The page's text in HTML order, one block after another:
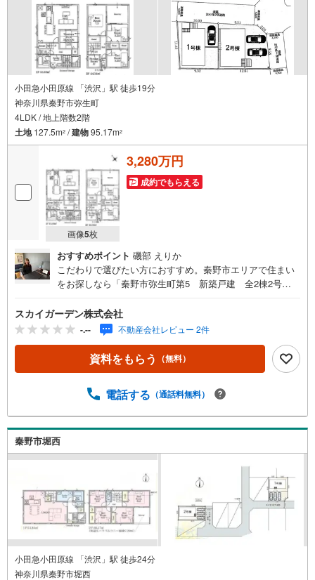
小田急小田原線 「渋沢」駅 徒歩19分
神奈川県秦野市弥生町
4LDK / 地上階数2階
土地127.5m2 /建物95.17m2
画像5枚
3,280万円
成約でもらえる
おすすめポイント 磯部 えりか
こだわりで選びたい方におすすめ。秦野市エリアで住まい
をお探しなら「秦野市弥生町第5 新築戸建 全2棟2号
西小学校が徒歩9分です。3口コンロが付いているので、3つ
の料理を同時に進められて時短につながります。来訪者の
顔が見えるTVインターホン付き。今回紹介するのは、建物
面積が95.17平米。初めてのマイホームに新築戸建てはいか
がでしょうか。フローリングは掃除が簡単です。
スカイガーデン株式会社
-.-- 不動産会社レビュー 2件
資料をもらう （無料）
電話する （通話料無料）
秦野市堀西
小田急小田原線 「渋沢」駅 徒歩24分
神奈川県秦野市堀西